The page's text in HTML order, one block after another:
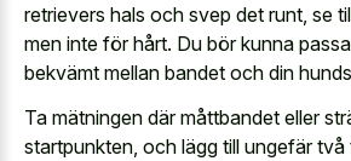
retrievers hals och svep det runt, se
men inte för hårt. Du bör kunna
bekvämt mellan bandet och din
Ta mätningen där måttbandet eller
startpunkten, och lägg till ungefär två